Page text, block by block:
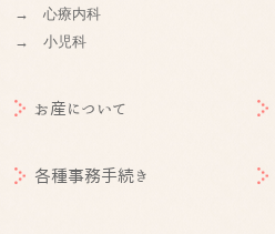
→ 心療内科
→ 小児科
お産について
各種事務手続き